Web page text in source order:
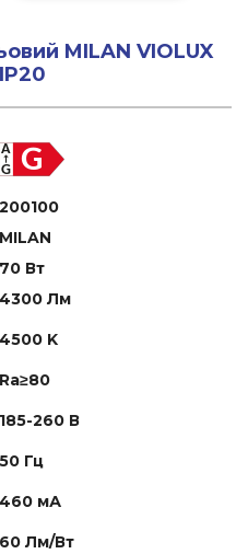
MILAN VIOLUX
200100
MILAN
70 Вт
4300 Лм
4500 K
Ra≥80
185-260 В
50 Гц
460 мА
60 Лм/Вт